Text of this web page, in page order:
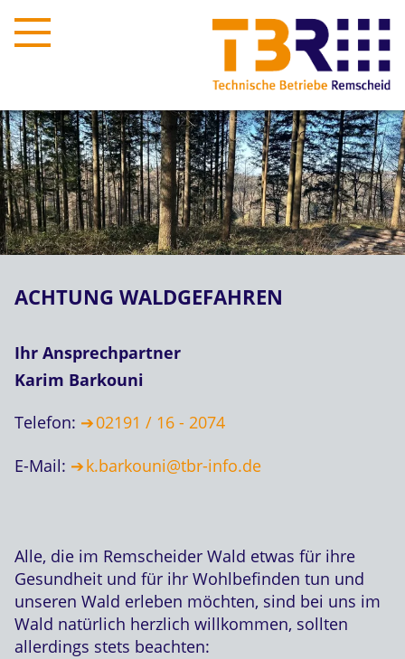
ACHTUNG WALDGEFAHREN
Alle, die im Remscheider Wald etwas für ihre
Gesundheit und für ihr Wohlbefinden tun und
unseren Wald erleben möchten, sind bei uns im
Wald natürlich herzlich willkommen, sollten
allerdings stets beachten:
Ihr Ansprechpartner
Karim Barkouni
Telefon:
02191 / 16 - 2074
E-Mail:
k.barkouni@tbr-info.de